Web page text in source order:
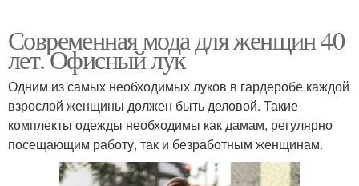
Современная мода для женщин 40
лет. Офисный лук
Одним из самых необходимых луков в гардеробе каждой
взрослой женщины должен быть деловой. Такие
комплекты одежды необходимы как дамам, регулярно
посещающим работу, так и безработным женщинам.